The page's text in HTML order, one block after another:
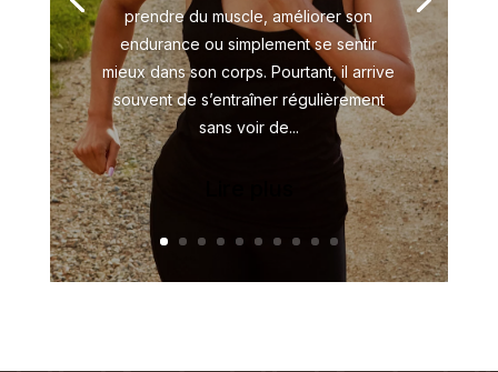
prendre du muscle, améliorer son
endurance ou simplement se sentir
mieux dans son corps. Pourtant, il arrive
souvent de s’entraîner régulièrement
sans voir de...